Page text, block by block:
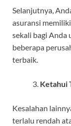
Selanjutnya,
asuransi
sekali bagi Anda
beberapa
terbaik.
Ketahui
Kesalahan
terlalu rendah